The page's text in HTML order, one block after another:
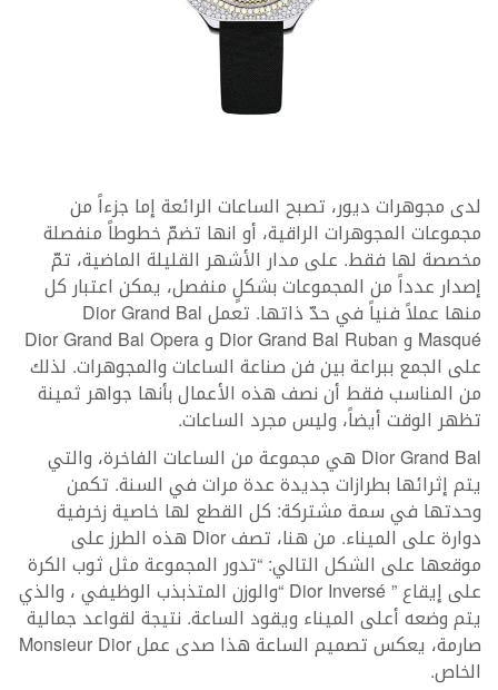
لدى مجوهرات ديور، تصبح الساعات الرائعة إما جزءاً من
مجموعات المجوهرات الراقية، أو انها تضمّ خطوطاً منفصلة
مخصصة لها فقط. على مدار الأشهر القليلة الماضية، تمّ
إصدار عدداً من المجموعات بشكلٍ منفصل، يمكن اعتبار كل
منها عملاً فنياً في حدّ ذاتها. تعمل Dior Grand Bal
Masqué و Dior Grand Bal Ruban و Dior Grand Bal Opera
على الجمع ببراعة بين فن صناعة الساعات والمجوهرات. لذلك
من المناسب فقط أن نصف هذه الأعمال بأنها جواهر ثمينة
تظهر الوقت أيضاً، وليس مجرد الساعات.
Dior Grand Bal هي مجموعة من الساعات الفاخرة، والتي
يتم إثرائها بطرازات جديدة عدة مرات في السنة. تكمن
وحدتها في سمة مشتركة: كل القطع لها خاصية زخرفية
دوارة على الميناء. من هنا، تصف Dior هذه الطرز على
موقعها على الشكل التالي: “تدور المجموعة مثل ثوب الكرة
على إيقاع ” Dior Inversé “والوزن المتذبذب الوظيفي ، والذي
يتم وضعه أعلى الميناء ويقود الساعة. نتيجة لقواعد جمالية
صارمة، يعكس تصميم الساعة هذا صدى عمل Monsieur Dior
الخاص.